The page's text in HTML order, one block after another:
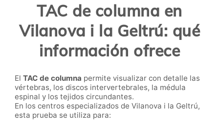
TAC de columna en
Vilanova i la Geltrú: qué
información ofrece
El TAC de columna permite visualizar con detalle las
vértebras, los discos intervertebrales, la médula
espinal y los tejidos circundantes.
En los centros especializados de Vilanova i la Geltrú,
esta prueba se utiliza para: